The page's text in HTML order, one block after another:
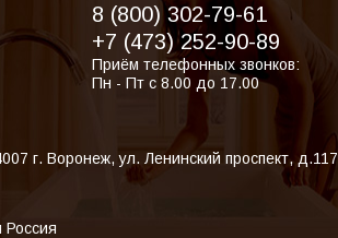
8 (800) 302-79-61
+7 (473) 252-90-89
Приём телефонных звонков:
Пн - Пт с 8.00 до 17.00
г. Воронеж,ул. Ленинский проспект, д.117
Россия